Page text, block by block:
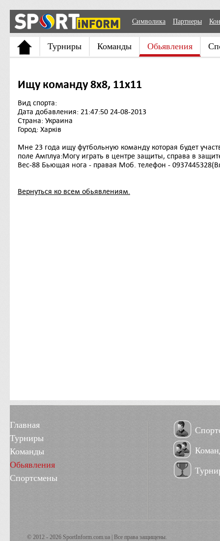
Символика Партнеры
Турниры Команды Обьявления
Ищу команду 8х8, 11х11
Вид спорта:
Дата добавления: 21:47:50 24-08-2013
Страна: Украина
Город: Харків
Мне 23 года ищу футбольную команду которая будет
поле Амплуа:Могу играть в центре защиты, справа в
Вес-88 Бьющая нога - правая Моб. телефон -
Вернуться ко всем обьявлениям.
Главная
Турниры
Команды
Обьявления
Спортсмены
© 2012 - 2026 SportInform.com.ua | Все права защищены.